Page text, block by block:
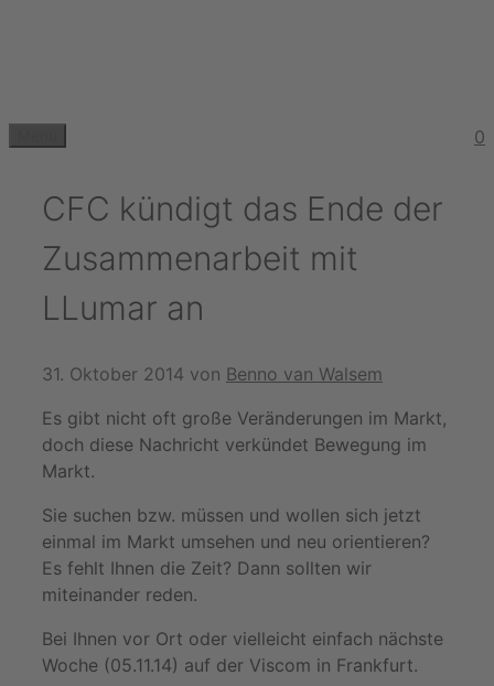
0
CFC kündigt das Ende der
Zusammenarbeit mit
LLumar an
31. Oktober 2014 von Benno van Walsem
Es gibt nicht oft große Veränderungen im Markt,
doch diese Nachricht verkündet Bewegung im
Markt.
Sie suchen bzw. müssen und wollen sich jetzt
einmal im Markt umsehen und neu orientieren?
Es fehlt Ihnen die Zeit? Dann sollten wir
miteinander reden.
Bei Ihnen vor Ort oder vielleicht einfach nächste
Woche (05.11.14) auf der Viscom in Frankfurt.